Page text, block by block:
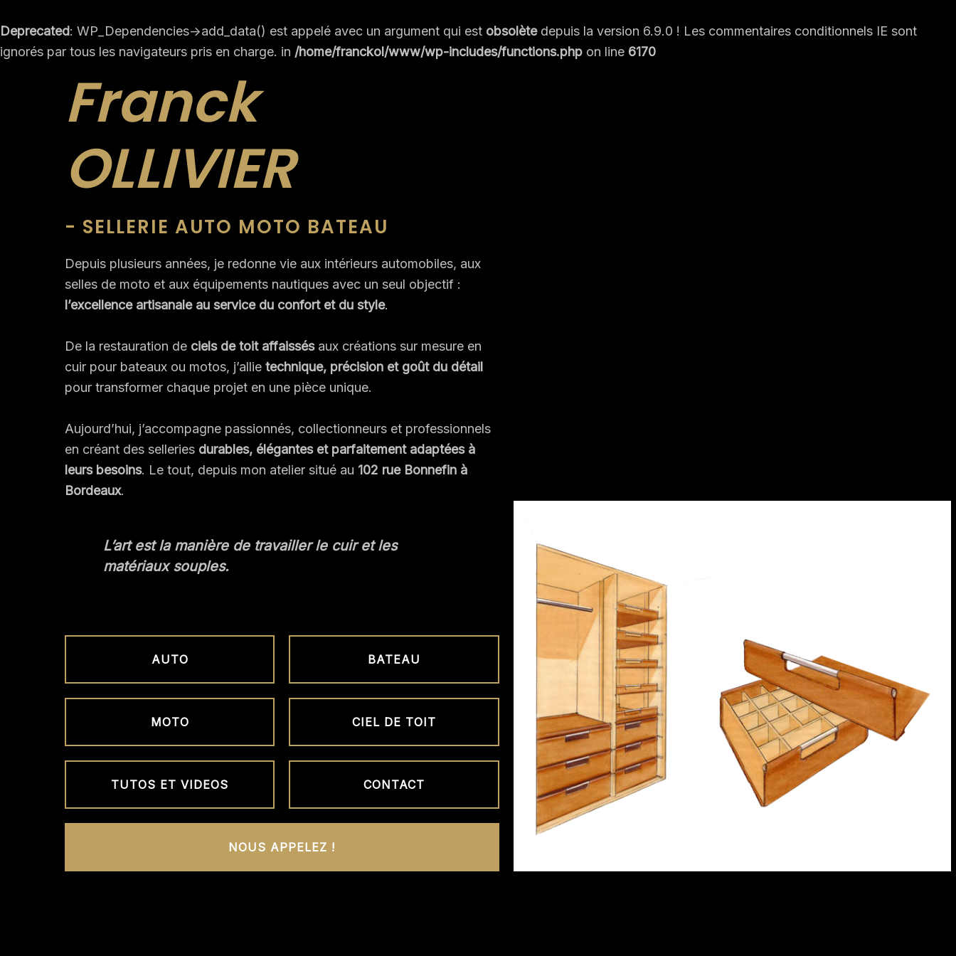
Deprecated: WP_Dependencies->add_data() est appelé avec un argument qui est obsolètedepuis la version 6.9.0 ! Les commentaires conditionnels IE sont
ignorés par tous les navigateurs pris en charge. in /home/franckol/www/wp-includes/functions.php on line 6170
au
contenu
Franck
OLLIVIER
- SELLERIE AUTO MOTO BATEAU
Depuis plusieurs années, je redonne vie aux intérieurs automobiles, aux
selles de moto et aux équipements nautiques avec un seul objectif :
l’excellence artisanale au service du confort et du style.
De la restauration de ciels de toit affaissésaux créations sur mesure en
cuir pour bateaux ou motos, j’allie technique, précision et goût du détail
pour transformer chaque projet en une pièce unique.
Aujourd’hui, j’accompagne passionnés, collectionneurs et professionnels
en créant des selleries durables, élégantes et parfaitement adaptées à
leurs besoins. Le tout, depuis mon atelier situé au 102 rue Bonnefin à
Bordeaux.
L’art est la manière de travailler le cuir et les
matériaux souples.
AUTO
MOTO
TUTOS ET VIDEOS
BATEAU
CIEL DE TOIT
CONTACT
NOUS APPELEZ !